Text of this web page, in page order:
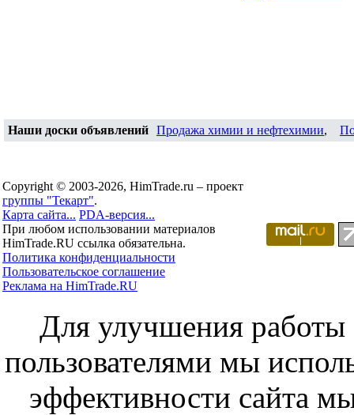
Наши доски объявлений Продажа химии и нефтехимии,
Copyright © 2003-2026, HimTrade.ru – проект
группы "Текарт".
Карта сайта... PDA-версия...
При любом использовании материалов
HimTrade.RU ссылка обязательна.
Политика конфиденциальности
Пользовательское соглашение
Реклама на HimTrade.RU
Для улучшения работы
пользователями мы
эффективности сайта